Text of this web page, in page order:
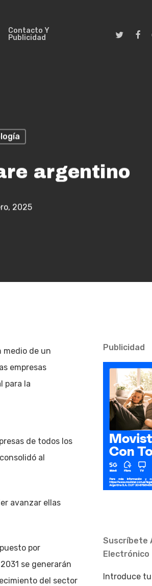
Contacto Y
Publicidad
Twitter
argentino
2025
medio de un
empresas
para la
de todos los
al
avanzar ellas
por
se generarán
del sector
Publicidad
Suscríbete
Electrónico
Introduce